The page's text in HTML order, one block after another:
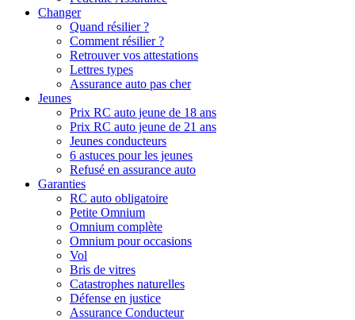
Changer
Quand résilier ?
Comment résilier ?
Retrouver vos attestations
Lettres types
Assurance auto pas cher
Jeunes
Prix RC auto jeune de 18 ans
Prix RC auto jeune de 21 ans
Jeunes conducteurs
6 astuces pour les jeunes
Refusé en assurance auto
Garanties
RC auto obligatoire
Petite Omnium
Omnium complète
Omnium pour occasions
Vol
Bris de vitres
Catastrophes naturelles
Défense en justice
Assurance Conducteur